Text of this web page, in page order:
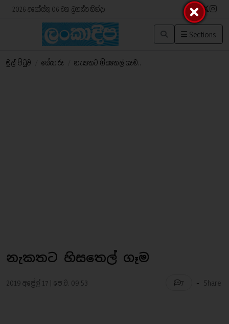
2026 අගෝස්තු 06 වන බ්‍රහස්පතින්දා
Sections
මුල් පිටුව සේයා රූ නැකතට හිසතෙල් ගෑම..
නැකතට හිසතෙල් ගෑම
2019 අප්‍රේල් 17 | පෙ.ව. 09:53 7 - Share